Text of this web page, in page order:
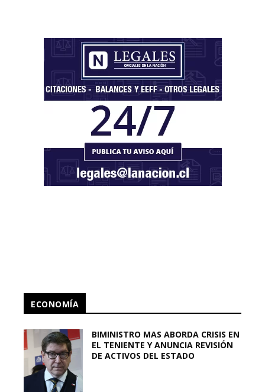
ECONOMÍA
BIMINISTRO MAS ABORDA CRISIS EN
EL TENIENTE Y ANUNCIA REVISIÓN
DE ACTIVOS DEL ESTADO